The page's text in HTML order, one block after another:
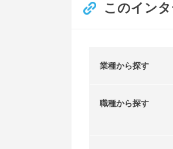
このイン
業種から探す
職種から探す